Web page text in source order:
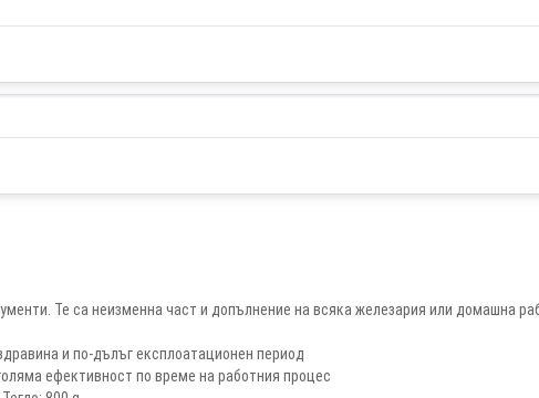
Те са неизменна част и допълнение на всяка железария или домашна
и по-дълъг експлоатационен период
ефективност по време на работния процес